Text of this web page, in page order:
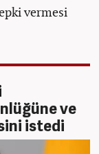
vermesi
ve
istedi